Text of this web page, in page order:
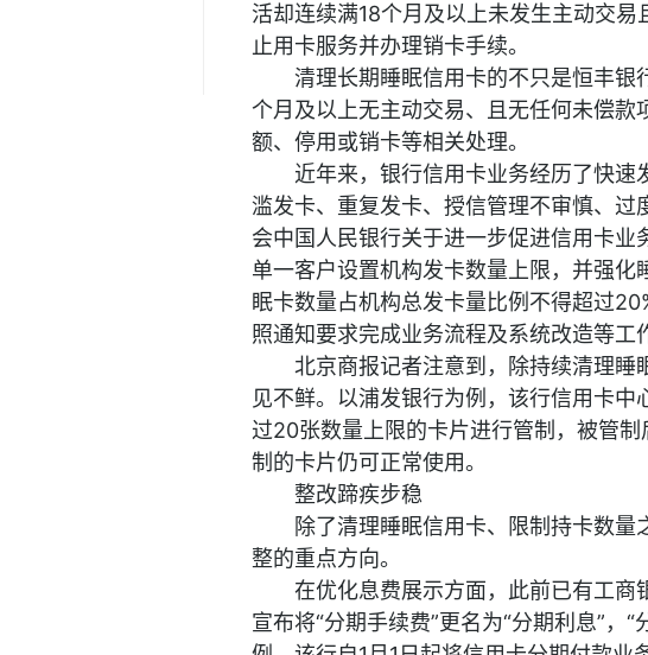
活却连续满18个月及以上未发生主动交
止用卡服务并办理销卡手续。
清理长期睡眠信用卡的不只是恒丰
个月及以上无主动交易、且无任何未偿
额、停用或销卡等相关处理。
近年来，银行信用卡业务经历了快
滥发卡、重复发卡、授信管理不审慎、
会中国人民银行关于进一步促进信用卡
单一客户设置机构发卡数量上限，并强
眠卡数量占机构总发卡量比例不得超过
照通知要求完成业务流程及系统改造等工
北京商报记者注意到，除持续清理睡
见不鲜。以浦发银行为例，该行信用卡
过20张数量上限的卡片进行管制，被管
制的卡片仍可正常使用。
整改蹄疾步稳
除了清理睡眠信用卡、限制持卡数
整的重点方向。
在优化息费展示方面，此前已有工
宣布将“分期手续费”更名为“分期利息”，